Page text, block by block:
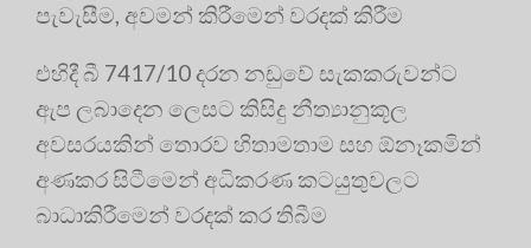
පැවැසීම, අවමන් කිරීමෙන් වරදක් කිරීම
එහිදී බී 7417/10 දරන නඩුවේ සැකකරුවන්ට
ඇප ලබාදෙන ලෙසට කිසිදු නීත්‍යානුකූල
අවසරයකින් තොරව හිතාමතාම සහ ඕනෑකමින්
අණකර සිටීමෙන් අධිකරණ කටයුතුවලට
බාධාකිරීමෙන් වරදක් කර තිබීම